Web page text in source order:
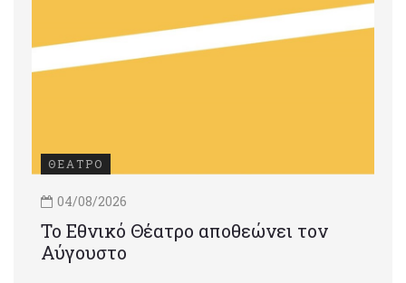
ΘΕΑΤΡΟ
04/08/2026
Το Εθνικό Θέατρο αποθεώνει τον
Αύγουστο